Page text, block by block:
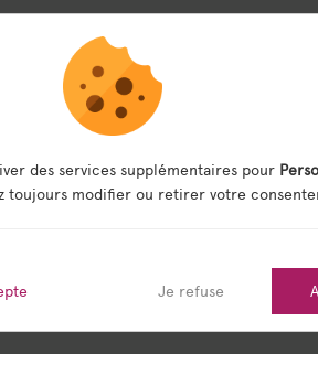
des services supplémentaires pour
toujours modifier ou retirer votre
Je refuse